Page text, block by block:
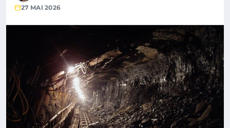
27 MAI 2026